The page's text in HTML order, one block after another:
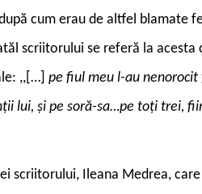
cum erau de altfel blamate
scriitorului se referă la acesta
,, … pe fiul meu l-au
lui, și pe soră-sa…pe toți trei,
scriitorului, Ileana Medrea,